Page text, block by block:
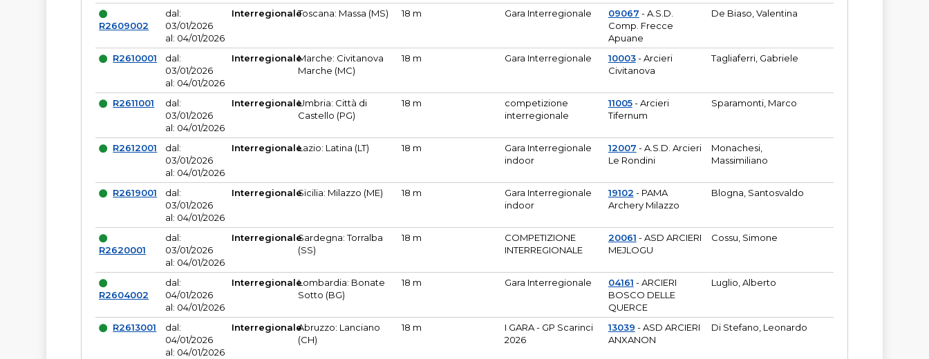
R2609002
dal:
03/01/2026
al: 04/01/2026
InterregionaleToscana: Massa (MS) 18 m Gara Interregionale 09067 - A.S.D.
Comp. Frecce
Apuane
De Biaso, Valentina
R2610001
dal:
03/01/2026
al: 04/01/2026
InterregionaleMarche: Civitanova
Marche (MC)
18 m Gara Interregionale 10003- Arcieri
Civitanova
Tagliaferri, Gabriele
R2611001
dal:
03/01/2026
al: 04/01/2026
InterregionaleUmbria: Città di
Castello (PG)
18 m
competizione
interregionale
11005- Arcieri
Tifernum
Sparamonti, Marco
R2612001
dal:
03/01/2026
al: 04/01/2026
InterregionaleLazio: Latina (LT) 18 m
Gara Interregionale
indoor
12007 - A.S.D. Arcieri
Le Rondini
Monachesi,
Massimiliano
R2619001
dal:
03/01/2026
al: 04/01/2026
InterregionaleSicilia: Milazzo (ME) 18 m
Gara Interregionale
indoor
19102 - PAMA
Archery Milazzo
Blogna, Santosvaldo
R2620001
dal:
03/01/2026
al: 04/01/2026
InterregionaleSardegna: Torralba
(SS)
18 m
COMPETIZIONE
INTERREGIONALE
20061 - ASD ARCIERI
MEJLOGU
Cossu, Simone
R2604002
dal:
04/01/2026
al: 04/01/2026
InterregionaleLombardia: Bonate
Sotto (BG)
18 m Gara Interregionale 04161 - ARCIERI
BOSCO DELLE
QUERCE
Luglio, Alberto
R2613001
dal:
04/01/2026
al: 04/01/2026
InterregionaleAbruzzo: Lanciano
(CH)
18 m
I GARA - GP Scarinci
2026
13039 - ASD ARCIERI
ANXANON
Di Stefano, Leonardo